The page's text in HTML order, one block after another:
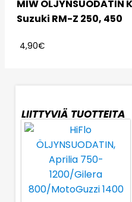
MIW
Suzuki RM-Z 250, 450
4,90€
LIITTYVIÄ TUOTTEITA